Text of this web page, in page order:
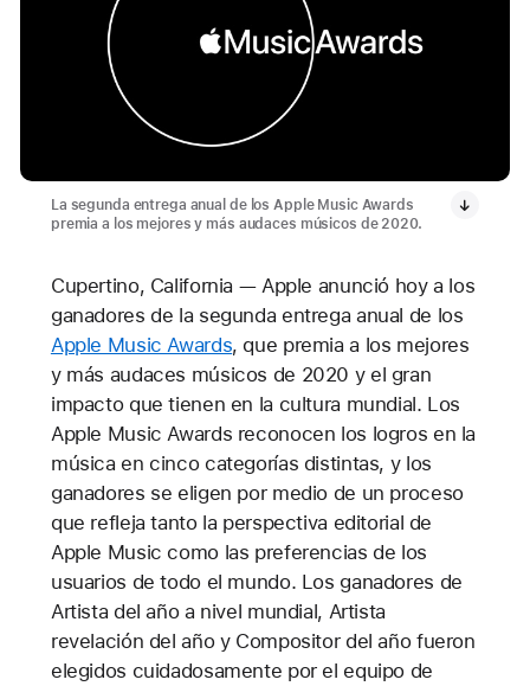
La segunda entrega anual de los Apple Music Awards
premia a los mejores y más audaces músicos de 2020.
Cupertino, California — Apple anunció hoy a los
ganadores de la segunda entrega anual de los
Apple Music Awards, que premia a los mejores
y más audaces músicos de 2020 y el gran
impacto que tienen en la cultura mundial. Los
Apple Music Awards reconocen los logros en la
música en cinco categorías distintas, y los
ganadores se eligen por medio de un proceso
que refleja tanto la perspectiva editorial de
Apple Music como las preferencias de los
usuarios de todo el mundo. Los ganadores de
Artista del año a nivel mundial, Artista
revelación del año y Compositor del año fueron
elegidos cuidadosamente por el equipo de